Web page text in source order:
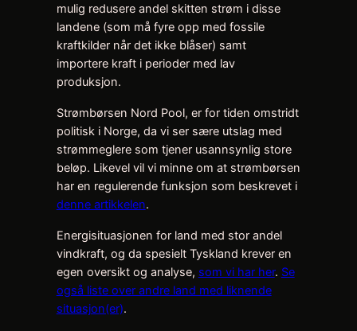
mulig redusere andel skitten strøm i disse
landene (som må fyre opp med fossile
kraftkilder når det ikke blåser) samt
importere kraft i perioder med lav
produksjon.
Strømbørsen Nord Pool, er for tiden omstridt
politisk i Norge, da vi ser sære utslag med
strømmeglere som tjener usannsynlig store
beløp. Likevel vil vi minne om at strømbørsen
har en regulerende funksjon som beskrevet i
denne artikkelen.
Energisituasjonen for land med stor andel
vindkraft, og da spesielt Tyskland krever en
egen oversikt og analyse, som vi har her. Se
også liste over andre land med liknende
situasjon(er).